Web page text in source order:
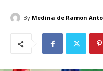
By Medina de Ramon